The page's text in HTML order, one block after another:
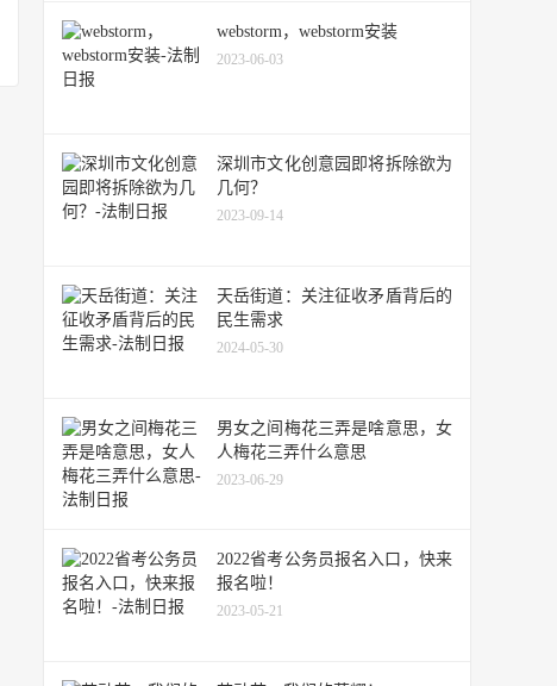
webstorm，webstorm安装
2023-06-03
深圳市文化创意园即将拆除欲为
几何？
2023-09-14
天岳街道：关注征收矛盾背后的
民生需求
2024-05-30
男女之间梅花三弄是啥意思，女
人梅花三弄什么意思
2023-06-29
2022省考公务员报名入口，快来
报名啦！
2023-05-21